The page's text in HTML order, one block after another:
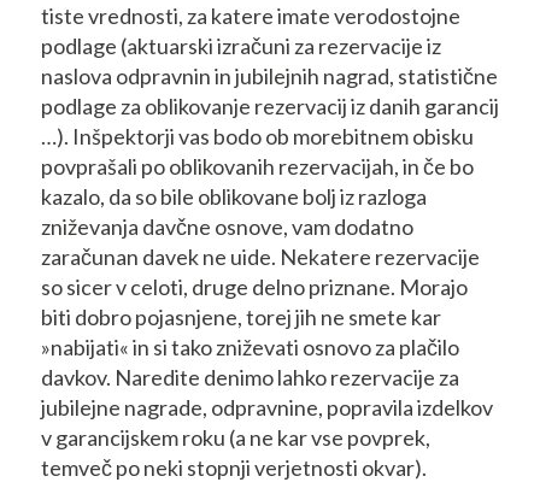
tiste vrednosti, za katere imate verodostojne
podlage (aktuarski izračuni za rezervacije iz
naslova odpravnin in jubilejnih nagrad, statistične
podlage za oblikovanje rezervacij iz danih garancij
…). Inšpektorji vas bodo ob morebitnem obisku
povprašali po oblikovanih rezervacijah, in če bo
kazalo, da so bile oblikovane bolj iz razloga
zniževanja davčne osnove, vam dodatno
zaračunan davek ne uide. Nekatere rezervacije
so sicer v celoti, druge delno priznane. Morajo
biti dobro pojasnjene, torej jih ne smete kar
»nabijati« in si tako zniževati osnovo za plačilo
davkov. Naredite denimo lahko rezervacije za
jubilejne nagrade, odpravnine, popravila izdelkov
v garancijskem roku (a ne kar vse povprek,
temveč po neki stopnji verjetnosti okvar).